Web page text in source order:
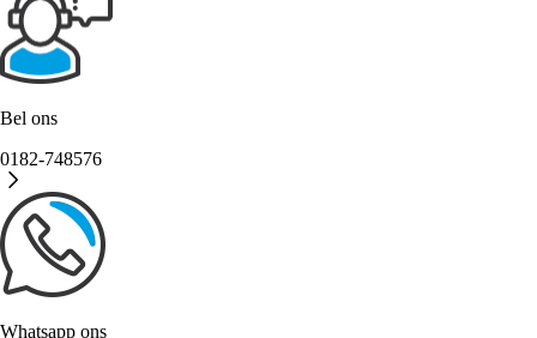
Bel ons
0182-748576
Whatsapp ons